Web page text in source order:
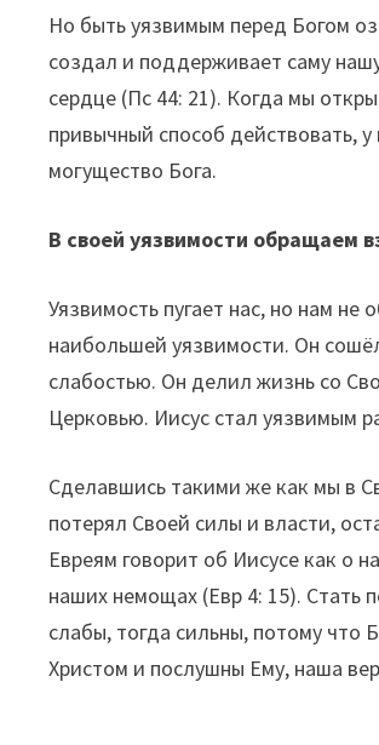
Но быть уязвимым перед Богом
создал и поддерживает саму
сердце (Пс 44: 21). Когда мы
привычный способ действовать,
могущество Бога.
В своей уязвимости обращаем
Уязвимость пугает нас, но нам
наибольшей уязвимости. Он
слабостью. Он делил жизнь со
Церковью. Иисус стал уязвимым
Сделавшись такими же как мы в
потерял Своей силы и власти,
Евреям говорит об Иисусе как о
наших немощах (Евр 4: 15). Стать
слабы, тогда сильны, потому что
Христом и послушны Ему, наша